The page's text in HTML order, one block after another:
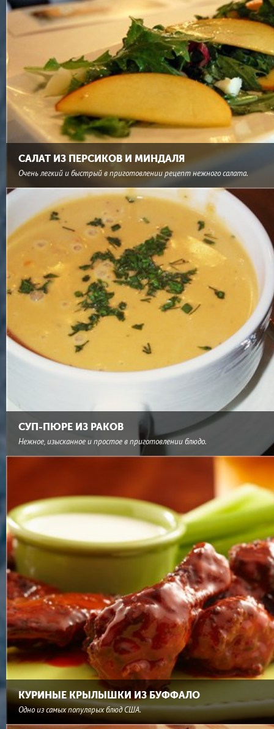
САЛАТ ИЗ ПЕРСИКОВ И МИНДАЛЯ
Очень легкий и быстрый в приготовлении рецепт нежного салата.
СУП-ПЮРЕ ИЗ РАКОВ
Нежное, изысканное и простое в приготовлении блюдо.
КУРИНЫЕ КРЫЛЫШКИ ИЗ БУФФАЛО
Одно из самых популярых блюд США.